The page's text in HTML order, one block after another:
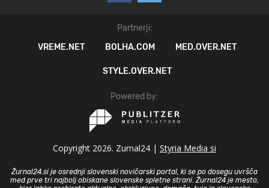
Partnerji:
VREME.NET
BOLHA.COM MED.OVER.NET
STYLE.OVER.NET
Powered by:
Copyright 2026. Zurnal24 | Styria Media si
Žurnal24.si je osrednji slovenski novičarski portal, ki se po dosegu uvršča
med prve tri najbolj obiskane slovenske spletne strani. Žurnal24 je mesto,